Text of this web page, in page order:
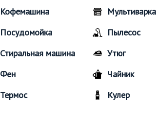
Кофемашина
Мультиварка
Посудомойка
Пылесос
Стиральная машина
Утюг
Фен
Чайник
Термос Кулер